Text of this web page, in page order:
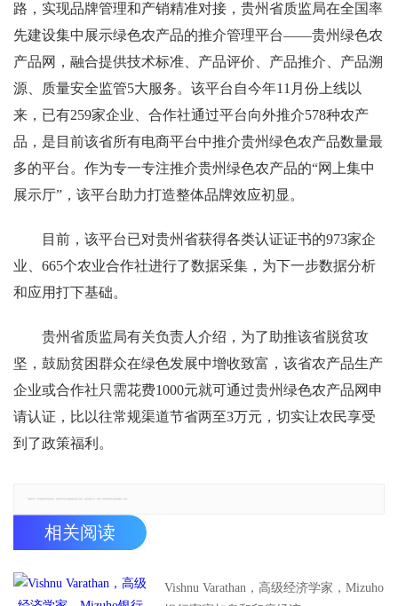
路，实现品牌管理和产销精准对接，贵州省质监局在全国率
先建设集中展示绿色农产品的推介管理平台——贵州绿色农
产品网，融合提供技术标准、产品评价、产品推介、产品溯
源、质量安全监管5大服务。该平台自今年11月份上线以
来，已有259家企业、合作社通过平台向外推介578种农产
品，是目前该省所有电商平台中推介贵州绿色农产品数量最
多的平台。作为专一专注推介贵州绿色农产品的“网上集中
展示厅”，该平台助力打造整体品牌效应初显。
目前，该平台已对贵州省获得各类认证证书的973家企
业、665个农业合作社进行了数据采集，为下一步数据分析
和应用打下基础。
贵州省质监局有关负责人介绍，为了助推该省脱贫攻
坚，鼓励贫困群众在绿色发展中增收致富，该省农产品生产
企业或合作社只需花费1000元就可通过贵州绿色农产品网申
请认证，比以往常规渠道节省两至3万元，切实让农民享受
到了政策福利。
相关阅读
Vishnu Varathan，高级经济学家，Mizuho